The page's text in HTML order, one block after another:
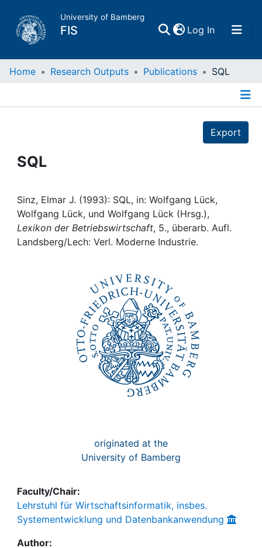
University of Bamberg
FIS Log In(current)
Home
Publications
Projects
People
Institutions
Home Research Outputs Publications SQL
Export
SQL
Sinz, Elmar J. (1993): SQL, in: Wolfgang Lück,
Wolfgang Lück, und Wolfgang Lück (Hrsg.),
Lexikon der Betriebswirtschaft, 5., überarb. Aufl.
Landsberg/Lech: Verl. Moderne Industrie.
originated at the
University of Bamberg
Faculty/Chair:
Lehrstuhl für Wirtschaftsinformatik, insbes.
Systementwicklung und Datenbankanwendung
Author: